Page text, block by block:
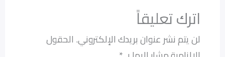
اترك تعليقاً
لن يتم نشر عنوان بريدك الإلكتروني. الحقول